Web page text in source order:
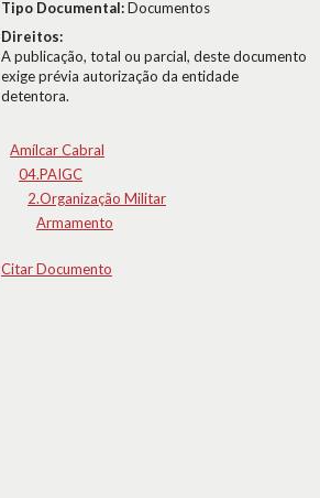
Tipo Documental:Documentos
Direitos:
A publicação, total ou parcial, deste documento
exige prévia autorização da entidade
detentora.
Amílcar Cabral
04.PAIGC
2.Organização Militar
Armamento
Citar Documento